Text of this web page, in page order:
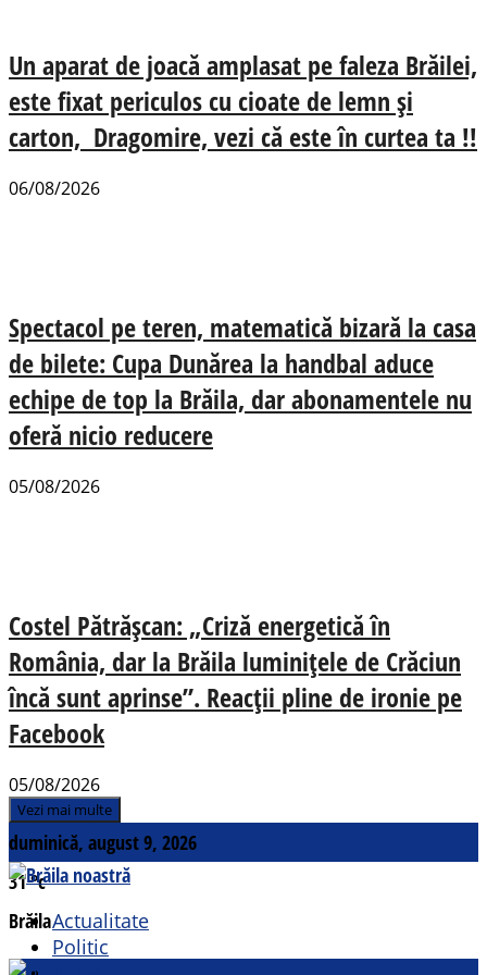
Un aparat de joacă amplasat pe faleza Brăilei,
este fixat periculos cu cioate de lemn și
carton, Dragomire, vezi că este în curtea ta !!
06/08/2026
Spectacol pe teren, matematică bizară la casa
de bilete: Cupa Dunărea la handbal aduce
echipe de top la Brăila, dar abonamentele nu
oferă nicio reducere
05/08/2026
Costel Pătrășcan: „Criză energetică în
România, dar la Brăila luminițele de Crăciun
încă sunt aprinse”. Reacții pline de ironie pe
Facebook
05/08/2026
Vezi mai multe
duminică, august 9, 2026
31°c
BrăilaActualitate
Politic